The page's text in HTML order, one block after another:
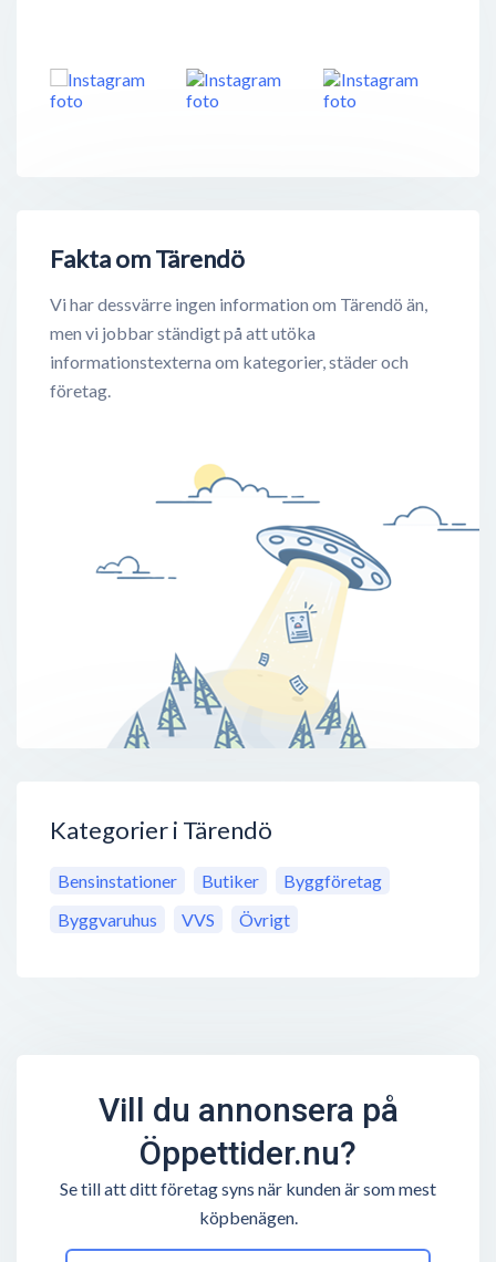
Fakta om Tärendö
Vi har dessvärre ingen information om Tärendö än,
men vi jobbar ständigt på att utöka
informationstexterna om kategorier, städer och
företag.
Kategorier i Tärendö
Bensinstationer Butiker
Byggföretag
Byggvaruhus
VVS Övrigt
Vill du annonsera på
Öppettider.nu?
Se till att ditt företag syns när kunden är som mest
köpbenägen.